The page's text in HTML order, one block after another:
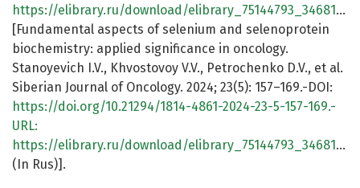
https://elibrary.ru/download/elibrary_75144793_34681832.pdf
[Fundamental aspects of selenium and selenoprotein
biochemistry: applied significance in oncology.
Stanoyevich I.V., Khvostovoy V.V., Petrochenko D.V., et al.
Siberian Journal of Oncology. 2024; 23(5): 157–169.-DOI:
https://doi.org/10.21294/1814-4861-2024-23-5-157-169.-
URL:
https://elibrary.ru/download/elibrary_75144793_34681832.pdf
(In Rus)].